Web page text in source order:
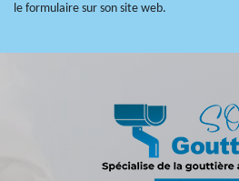
le formulaire sur son site web.